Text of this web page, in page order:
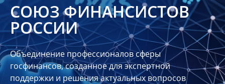
О
СФР
Совет
Союза
Участники
СОЮЗ ФИНАНСИСТОВ
РОССИИ
Объединение профессионалов сферы
госфинансов, созданное для экспертной
поддержки и решения актуальных вопросов